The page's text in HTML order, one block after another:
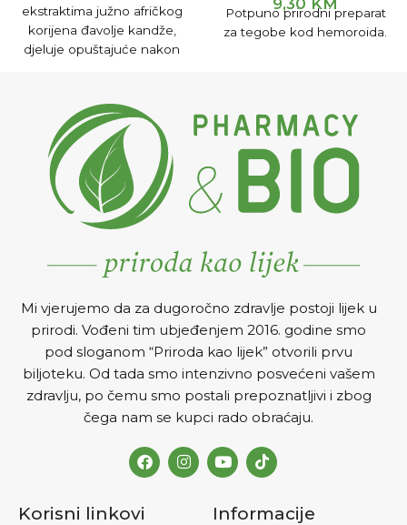
ekstraktima južno afričkog
korijena đavolje kandže,
djeluje opuštajuće nakon
ramena i kičme.
9,30 KM
Potpuno prirodni preparat
za tegobe kod hemoroida.
Mi vjerujemo da za dugoročno zdravlje postoji lijek u
prirodi. Vođeni tim ubjeđenjem 2016. godine smo
pod sloganom “Priroda kao lijek” otvorili prvu
biljoteku. Od tada smo intenzivno posvećeni vašem
zdravlju, po čemu smo postali prepoznatljivi i zbog
čega nam se kupci rado obraćaju.
Korisni linkovi Informacije